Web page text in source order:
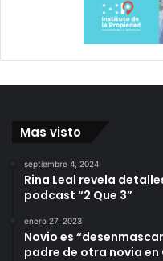
Mas visto
septiembre 4, 2024
Rina Leal revela
podcast “2 Que 3”
enero 27, 2023
Novio es
padre de otra novia